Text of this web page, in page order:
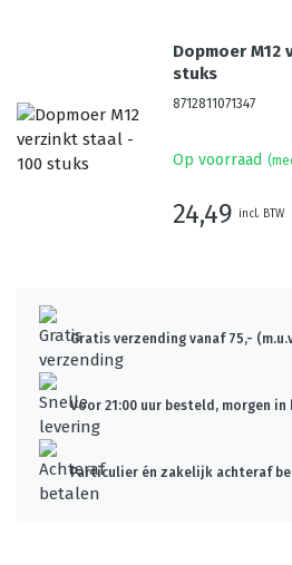
Dopmoer
stuks
8712811071347
Op voorraad
24,49 incl. BTW
Gratis verzending vanaf 75,-
Voor 21:00 uur besteld, morgen in
Particulier én zakelijk achteraf